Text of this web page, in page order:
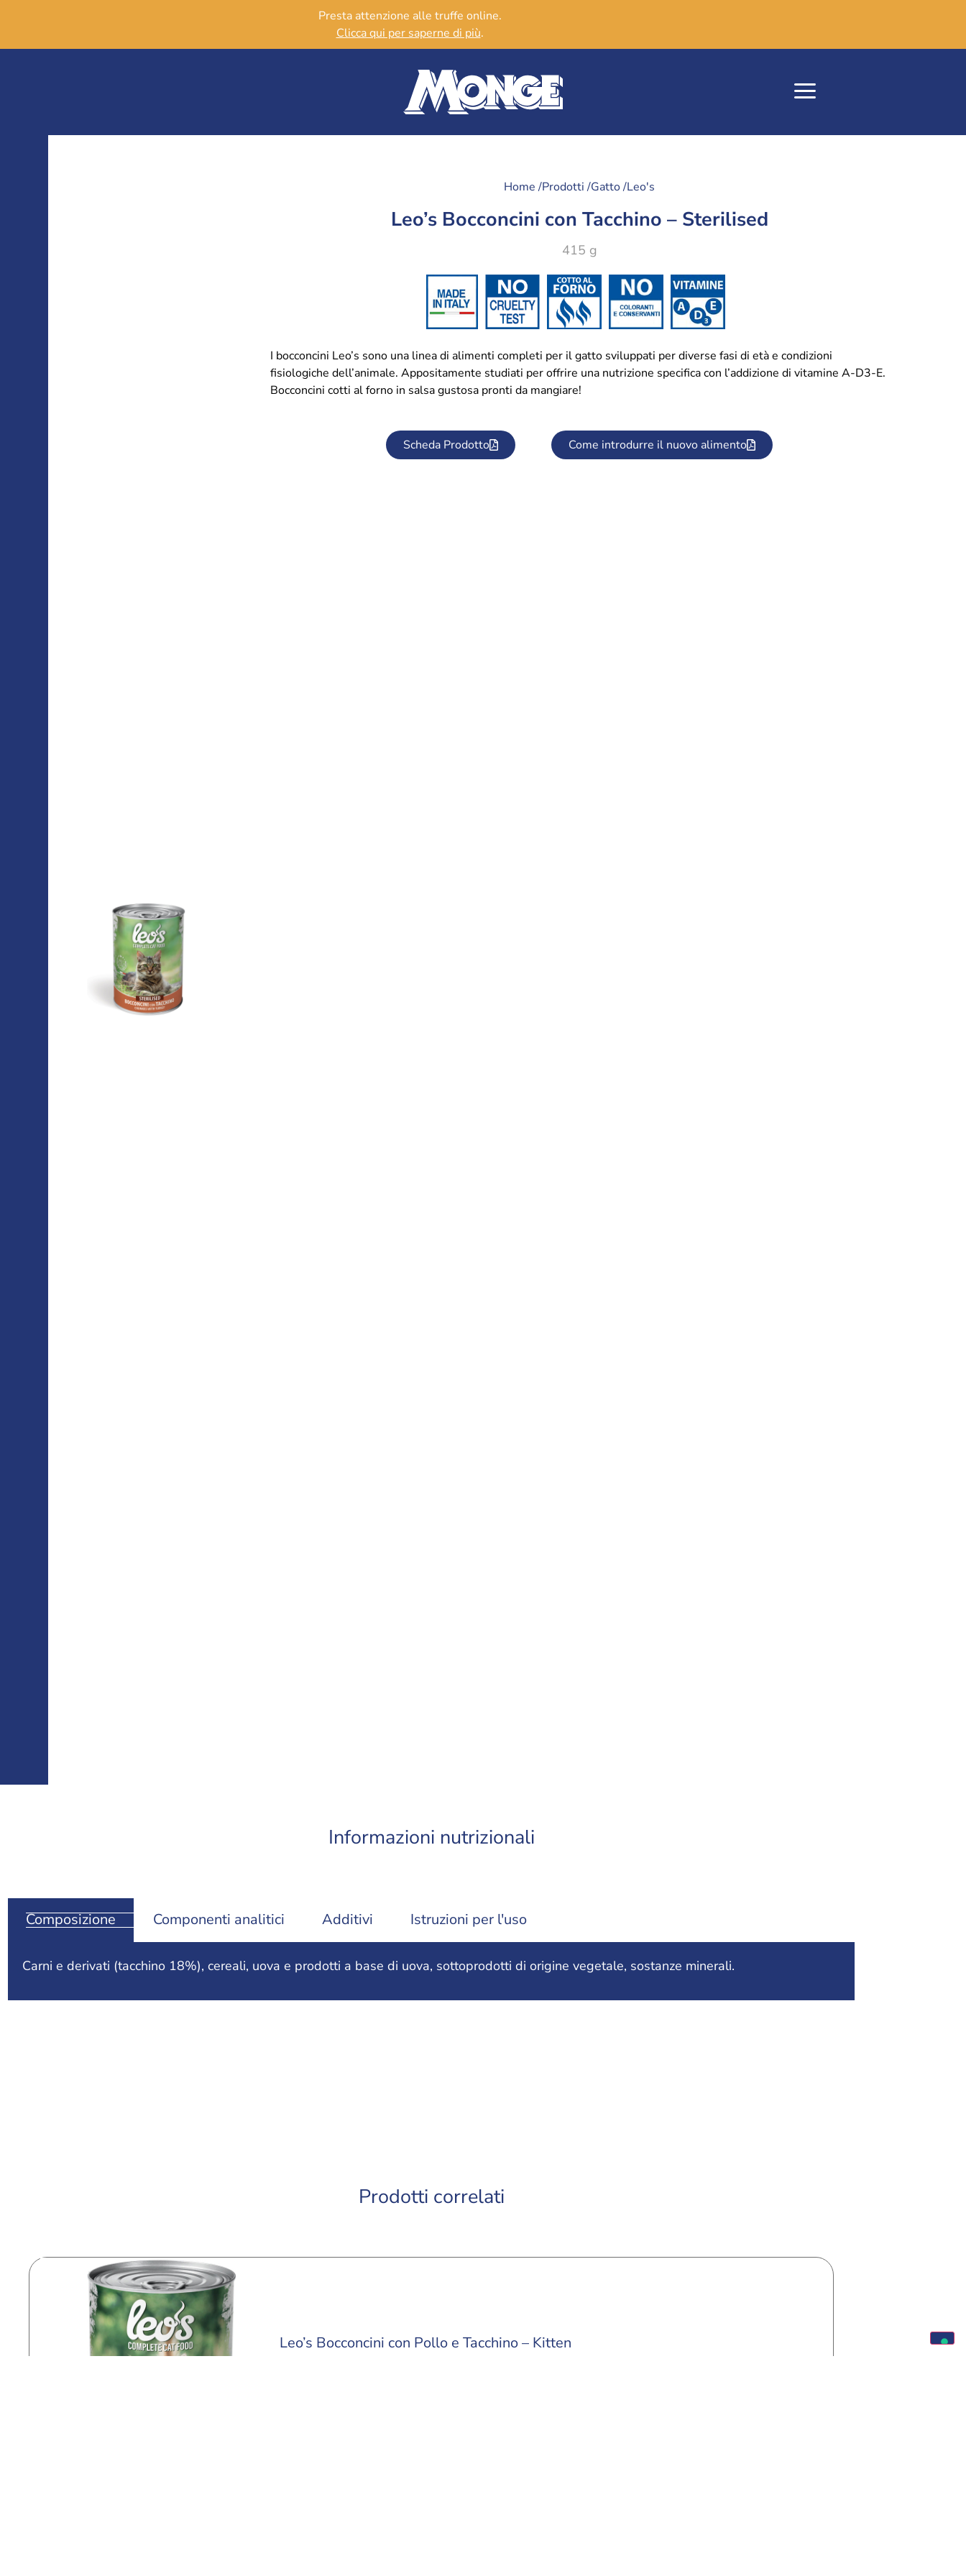
Presta attenzione alle truffe online.
Clicca qui per saperne di più.
Home /Prodotti /Gatto /Leo's
Leo’s Bocconcini con Tacchino – Sterilised
415 g
I bocconcini Leo’s sono una linea di alimenti completi per il gatto sviluppati per diverse fasi di età e condizioni
fisiologiche dell’animale. Appositamente studiati per offrire una nutrizione specifica con l’addizione di vitamine A-D3-E.
Bocconcini cotti al forno in salsa gustosa pronti da mangiare!
Scheda Prodotto Come introdurre il nuovo alimento
Informazioni nutrizionali
Composizione Componenti analitici Additivi Istruzioni per l'uso
Carni e derivati (tacchino 18%), cereali, uova e prodotti a base di uova, sottoprodotti di origine vegetale, sostanze minerali.
Prodotti correlati
Leo’s Bocconcini con Pollo e Tacchino – Kitten